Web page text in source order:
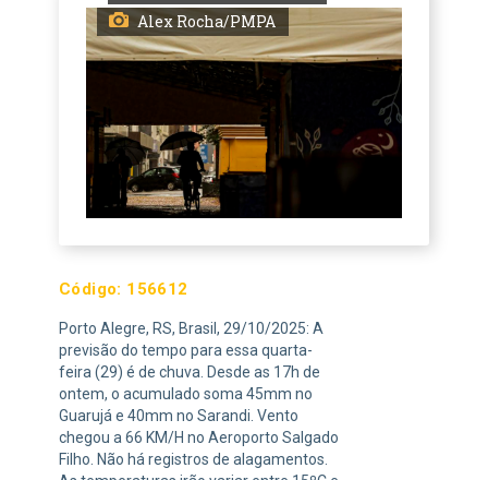
Alex Rocha/PMPA
Código: 156612
Porto Alegre, RS, Brasil, 29/10/2025: A
previsão do tempo para essa quarta-
feira (29) é de chuva. Desde as 17h de
ontem, o acumulado soma 45mm no
Guarujá e 40mm no Sarandi. Vento
chegou a 66 KM/H no Aeroporto Salgado
Filho. Não há registros de alagamentos.